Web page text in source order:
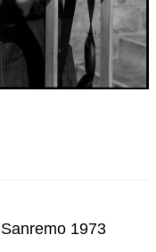
1973